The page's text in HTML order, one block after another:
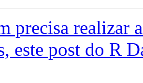
precisa realizar
este post do R